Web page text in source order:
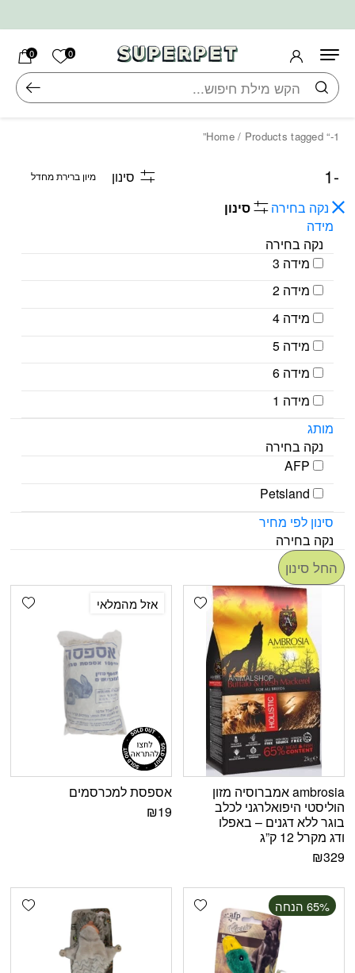
0 הרשימה
0
חיפוש
Home/ Products tagged “-1”
-1
סינון
נקה בחירה
סינון
מידה
נקה בחירה
מידה 3
מידה 2
מידה 4
מידה 5
מידה 6
מידה 1
מותג
נקה בחירה
AFP
Petsland
סינון לפי מחיר
נקה בחירה
החל סינון
Add wishlist
ambrosia אמברוסיה מזון
הוליסטי היפואלרגני לכלב
בוגר ללא דגנים – באפלו
ודג מקרל 12 ק”ג
₪329
אזל מהמלאי
אספסת למכרסמים
₪19
Add wishlist ‫65% הנחה